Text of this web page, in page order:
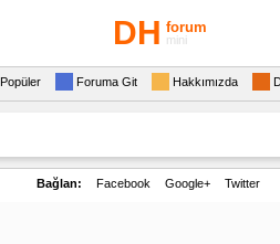
DH forum
mini
Popüler Foruma Git Hakkımızda
Bağlan: Facebook Google+ Twitter